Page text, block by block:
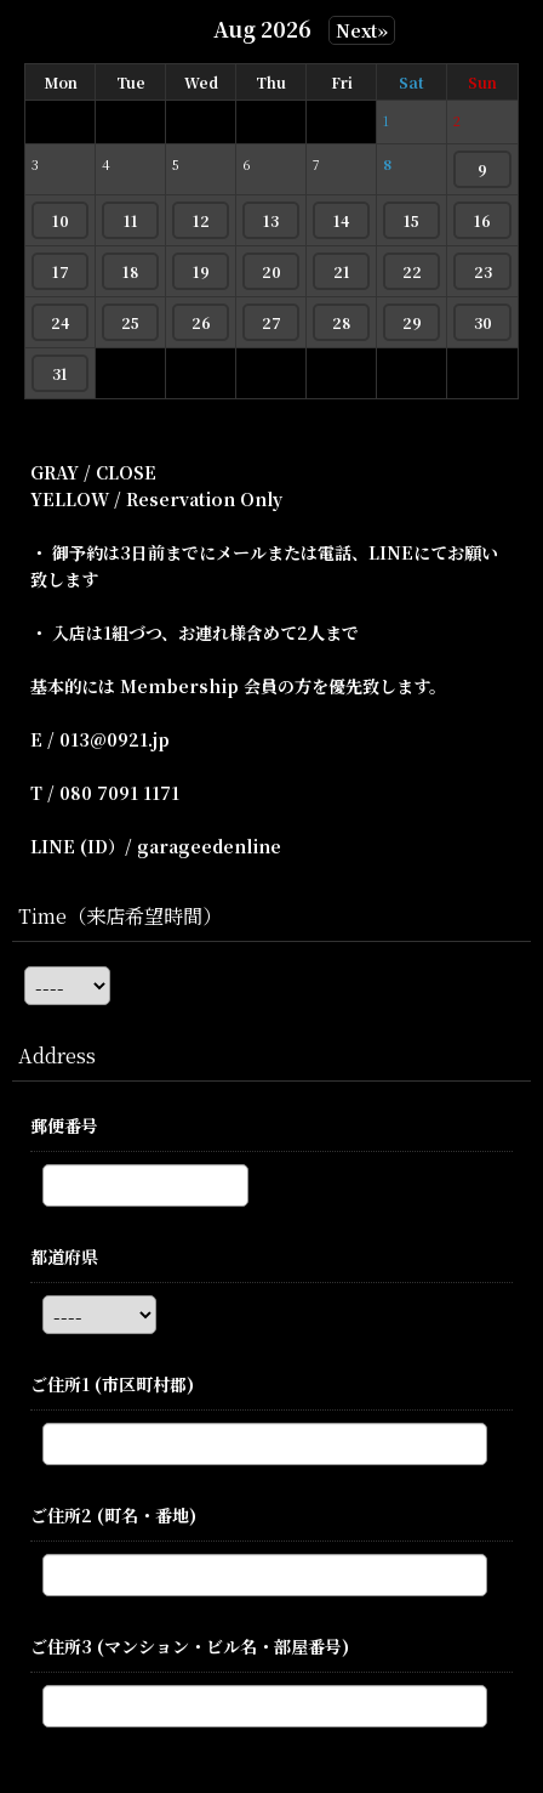
Aug 2026 Next»
Mon Tue Wed Thu Fri Sat Sun
1 2
3 4 5 6 7 8 9
10 11 12 13 14 15 16
17 18 19 20 21 22 23
24 25 26 27 28 29 30
31
GRAY / CLOSE
YELLOW / Reservation Only
・ 御予約は3日前までにメールまたは電話、LINEにてお願い
致します
・ 入店は1組づつ、お連れ様含めて2人まで
基本的には Membership 会員の方を優先致します。
E / 013@0921.jp
T / 080 7091 1171
LINE (ID）/ garageedenline
Time（来店希望時間）
Address
郵便番号
都道府県
ご住所1 (市区町村郡)
ご住所2 (町名・番地)
ご住所3 (マンション・ビル名・部屋番号)